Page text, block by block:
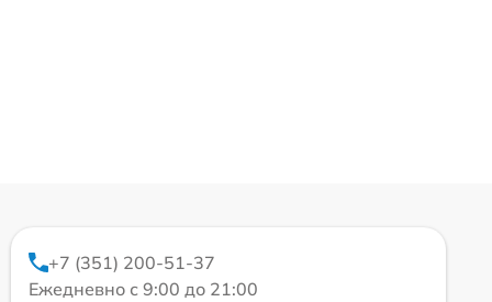
+7 (351) 200-51-37
Ежедневно с 9:00 до 21:00